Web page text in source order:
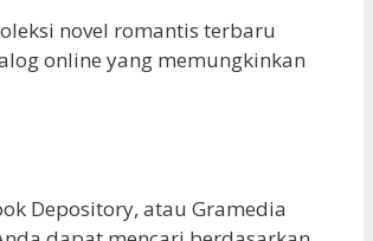
novel romantis terbaru
online yang memungkinkan
Depository, atau Gramedia